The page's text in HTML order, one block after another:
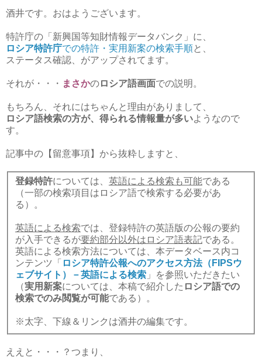
酒井です。おはようございます。
特許庁の「新興国等知財情報データバンク」に、
ロシア特許庁での特許・実用新案の検索手順と、
ステータス確認、がアップされてます。
それが・・・ まさかのロシア語画面での説明。
もちろん、それにはちゃんと理由がありまして、
ロシア語検索の方が、得られる情報量が多いようなので
す。
記事中の【留意事項】から抜粋しますと、
登録特許については、 英語による検索も可能である
（一部の検索項目はロシア語で検索する必要があ
る）。
英語による検索では、登録特許の英語版の公報の要約
が入手できるが要約部分以外はロシア語表記である。
英語による検索方法については、本データベース内コ
ンテンツ「 ロシア特許公報へのアクセス方法（FIPSウ
ェブサイト）－英語による検索」を参照いただきたい
（実用新案については、本稿で紹介した ロシア語での
検索でのみ閲覧が可能である）。
※太字、下線＆リンクは酒井の編集です。
ええと・・・？つまり、